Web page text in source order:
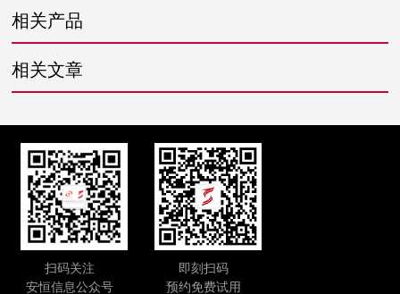
相关产品
相关文章
扫码关注
安恒信息公众号
即刻扫码
预约免费试用